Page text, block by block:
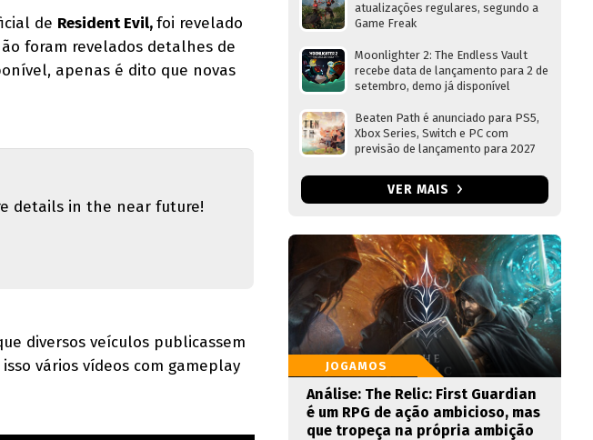
de Resident Evil,foi revelado
foram revelados detalhes de
apenas é dito que novas
details in the near future!
diversos veículos publicassem
vários vídeos com gameplay
atualizações regulares, segundo a
Game Freak
Moonlighter 2: The Endless Vault
recebe data de lançamento para 2 de
setembro, demo já disponível
Beaten Path é anunciado para PS5,
Xbox Series, Switch e PC com
previsão de lançamento para 2027
VER MAIS
JOGAMOS
Análise: The Relic: First Guardian
é um RPG de ação ambicioso, mas
que tropeça na própria ambição